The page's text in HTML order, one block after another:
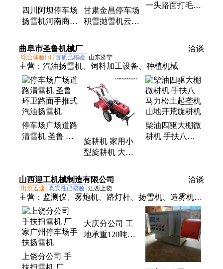
四川阿坝停车场
扬雪机河南商丘
甘肃金昌停车场
积雪抛雪机云南
一头路面打毛机
曲阜市圣鲁机械厂 洽谈
综合体验L0 资质已核验 山东济宁
主营： 汽油扬雪机、饲料加工设备、种植机械
停车场广场道路
清雪机 圣鲁 环
旋耕机 家用小
型旋耕机 大棚
柴油四驱大棚微
耕机 手扶八马
山西迎工机械制造有限公司 洽谈
出价迅速 真实性已核验 江西上饶
主营： 监测仪、雾炮机、路灯杆、扬雪机、造雾机、
雾化机、检测仪、洗车机、喷雾机、水炮塔、喷雾
桩、喷淋厂房、喷雾风机、除尘设备、旋转雾桩、除
尘喷雾、喷淋喷雾、喷淋车间、喷淋系统、冲洗平
台、喷淋设备、围墙喷淋、喷雾设备、围挡喷淋、洗
车设备、水雾降尘
上饶分公司 手
大庆分公司 工
地承重120吨洗